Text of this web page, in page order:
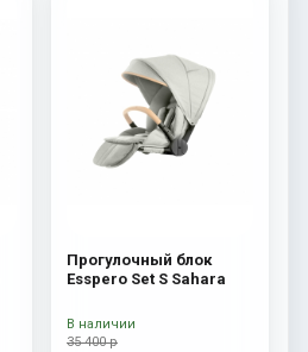
Прогулочный блок
Esspero Set S Sahara
35 400 р
В наличии